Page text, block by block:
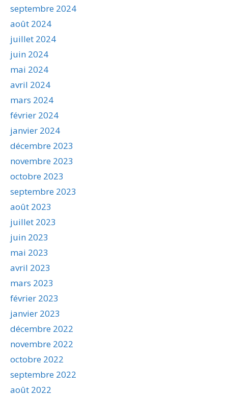
septembre 2024
août 2024
juillet 2024
juin 2024
mai 2024
avril 2024
mars 2024
février 2024
janvier 2024
décembre 2023
novembre 2023
octobre 2023
septembre 2023
août 2023
juillet 2023
juin 2023
mai 2023
avril 2023
mars 2023
février 2023
janvier 2023
décembre 2022
novembre 2022
octobre 2022
septembre 2022
août 2022